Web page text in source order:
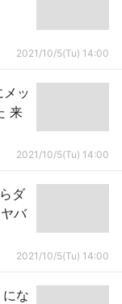
2021/10/5(Tu) 14:00
メッ
来
2021/10/5(Tu) 14:00
ダ
バ
2021/10/5(Tu) 14:00
にな